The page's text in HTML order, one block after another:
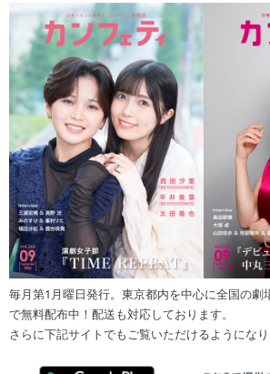
毎月第1月曜日発行。東京都内を中心に全国の劇
で無料配布中！配送も対応しております。
さらに下記サイトでもご覧いただけるようになり